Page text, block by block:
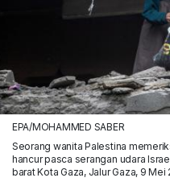
EPA/MOHAMMED SABER
Seorang wanita Palestina
hancur pasca serangan udara
barat Kota Gaza, Jalur Gaza, 9 Mei